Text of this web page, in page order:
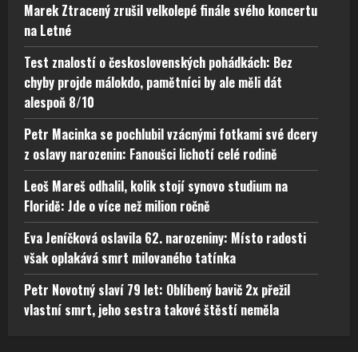
Marek Ztracený zrušil velkolepé finále svého koncertu
na Letné
Test znalostí o československých pohádkách: Bez
chyby projde málokdo, pamětníci by ale měli dát
alespoň 8/10
Petr Macinka se pochlubil vzácnými fotkami své dcery
z oslavy narozenin: Fanoušci lichotí celé rodině
Leoš Mareš odhalil, kolik stojí synovo studium na
Floridě: Jde o více než milion ročně
Eva Jeníčková oslavila 62. narozeniny: Místo radosti
však oplakává smrt milovaného tatínka
Petr Novotný slaví 79 let: Oblíbený bavič 2x přežil
vlastní smrt, jeho sestra takové štěstí neměla